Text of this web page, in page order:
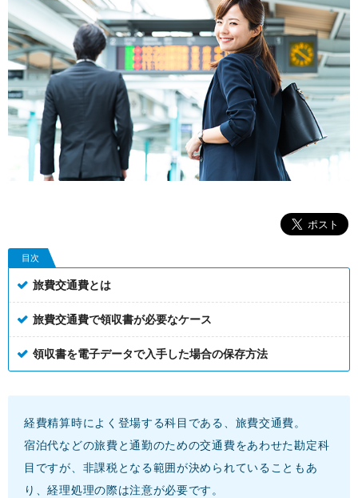
目次
旅費交通費とは
旅費交通費で領収書が必要なケース
領収書を電子データで入手した場合の保存方法
経費精算時によく登場する科目である、旅費交通費。
宿泊代などの旅費と通勤のための交通費をあわせた勘定科
目ですが、非課税となる範囲が決められていることもあ
り、経理処理の際は注意が必要です。